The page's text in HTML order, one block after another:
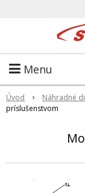
Menu
Úvod Náhradné
príslušenstvom